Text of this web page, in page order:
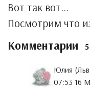
Вот так вот...
Посмотрим что
Комментарии 5
Юлия
07:53 16